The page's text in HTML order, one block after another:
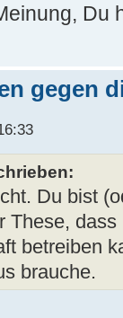
Du
gegen
Du bist
These,
betreiben
brauche.